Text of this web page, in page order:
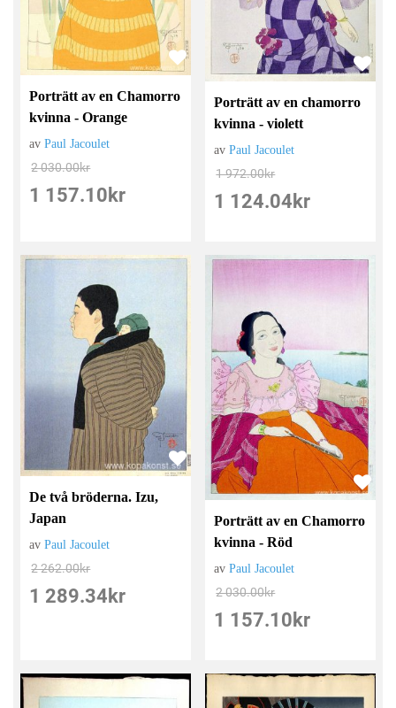
Porträtt av en Chamorro
kvinna - Orange
avPaul Jacoulet
2 030.00kr
1 157.10 kr
Porträtt av en chamorro
kvinna - violett
avPaul Jacoulet
1 972.00kr
1 124.04 kr
De två bröderna. Izu,
Japan
avPaul Jacoulet
2 262.00kr
1 289.34 kr
Porträtt av en Chamorro
kvinna - Röd
avPaul Jacoulet
2 030.00kr
1 157.10 kr